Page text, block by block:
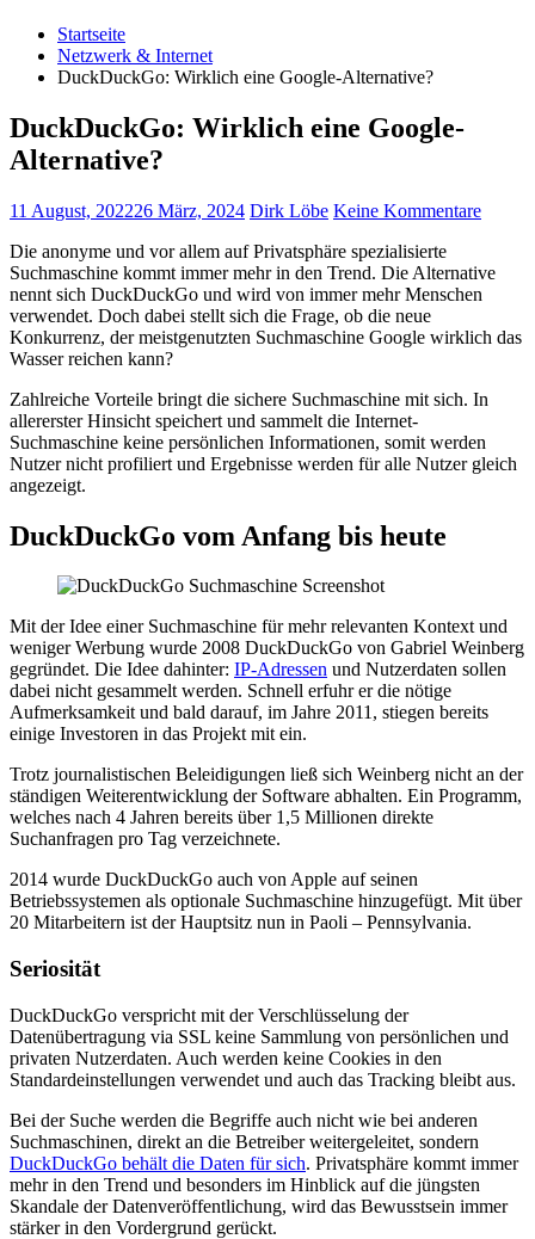
Startseite
Netzwerk & Internet
DuckDuckGo: Wirklich eine Google-Alternative?
DuckDuckGo: Wirklich eine Google-
Alternative?
11 August, 202226 März, 2024 Dirk Löbe Keine Kommentare
Die anonyme und vor allem auf Privatsphäre spezialisierte
Suchmaschine kommt immer mehr in den Trend. Die Alternative
nennt sich DuckDuckGo und wird von immer mehr Menschen
verwendet. Doch dabei stellt sich die Frage, ob die neue
Konkurrenz, der meistgenutzten Suchmaschine Google wirklich das
Wasser reichen kann?
Zahlreiche Vorteile bringt die sichere Suchmaschine mit sich. In
allererster Hinsicht speichert und sammelt die Internet-
Suchmaschine keine persönlichen Informationen, somit werden
Nutzer nicht profiliert und Ergebnisse werden für alle Nutzer gleich
angezeigt.
DuckDuckGo vom Anfang bis heute
Mit der Idee einer Suchmaschine für mehr relevanten Kontext und
weniger Werbung wurde 2008 DuckDuckGo von Gabriel Weinberg
gegründet. Die Idee dahinter: IP-Adressen und Nutzerdaten sollen
dabei nicht gesammelt werden. Schnell erfuhr er die nötige
Aufmerksamkeit und bald darauf, im Jahre 2011, stiegen bereits
einige Investoren in das Projekt mit ein.
Trotz journalistischen Beleidigungen ließ sich Weinberg nicht an der
ständigen Weiterentwicklung der Software abhalten. Ein Programm,
welches nach 4 Jahren bereits über 1,5 Millionen direkte
Suchanfragen pro Tag verzeichnete.
2014 wurde DuckDuckGo auch von Apple auf seinen
Betriebssystemen als optionale Suchmaschine hinzugefügt. Mit über
20 Mitarbeitern ist der Hauptsitz nun in Paoli – Pennsylvania.
Seriosität
DuckDuckGo verspricht mit der Verschlüsselung der
Datenübertragung via SSL keine Sammlung von persönlichen und
privaten Nutzerdaten. Auch werden keine Cookies in den
Standardeinstellungen verwendet und auch das Tracking bleibt aus.
Bei der Suche werden die Begriffe auch nicht wie bei anderen
Suchmaschinen, direkt an die Betreiber weitergeleitet, sondern
DuckDuckGo behält die Daten für sich. Privatsphäre kommt immer
mehr in den Trend und besonders im Hinblick auf die jüngsten
Skandale der Datenveröffentlichung, wird das Bewusstsein immer
stärker in den Vordergrund gerückt.